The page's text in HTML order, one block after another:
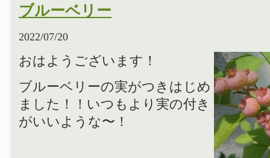
ブルーベリー
2022/07/20
おはようございます！
ブルーベリーの実がつきはじめ
ました！！いつもより実の付き
がいいような〜！